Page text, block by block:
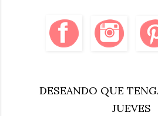
DESEANDO QUE
JUEVES